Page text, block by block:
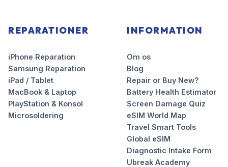
REPARATIONER
iPhone Reparation
Samsung Reparation
iPad / Tablet
MacBook & Laptop
PlayStation & Konsol
Microsoldering
INFORMATION
Om os
Blog
Repair or Buy New?
Battery Health Estimator
Screen Damage Quiz
eSIM World Map
Travel Smart Tools
Global eSIM
Diagnostic Intake Form
Ubreak Academy